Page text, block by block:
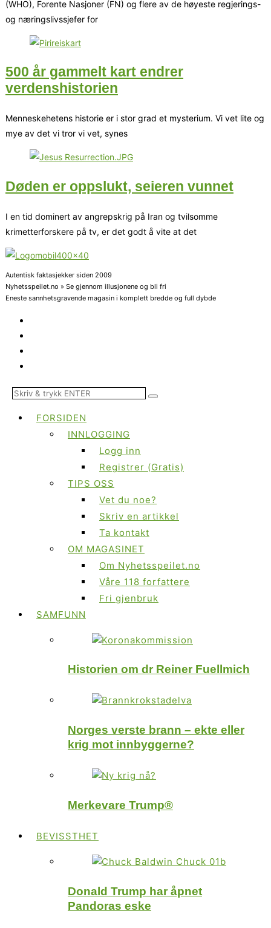
(WHO), Forente Nasjoner (FN) og flere av de høyeste regjerings-
og næringslivssjefer for
500 år gammelt kart endrer
verdenshistorien
Menneskehetens historie er i stor grad et mysterium. Vi vet lite og
mye av det vi tror vi vet, synes
Døden er oppslukt, seieren vunnet
I en tid dominert av angrepskrig på Iran og tvilsomme
krimetterforskere på tv, er det godt å vite at det
Autentisk faktasjekker siden 2009
Nyhetsspeilet.no » Se gjennom illusjonene og bli fri
Eneste sannhetsgravende magasin i komplett bredde og full dybde
FORSIDEN
INNLOGGING
Logg inn
Registrer (Gratis)
TIPS OSS
Vet du noe?
Skriv en artikkel
Ta kontakt
OM MAGASINET
Om Nyhetsspeilet.no
Våre 118 forfattere
Fri gjenbruk
SAMFUNN
Historien om dr Reiner Fuellmich
Norges verste brann – ekte eller
krig mot innbyggerne?
Merkevare Trump®
BEVISSTHET
Donald Trump har åpnet
Pandoras eske